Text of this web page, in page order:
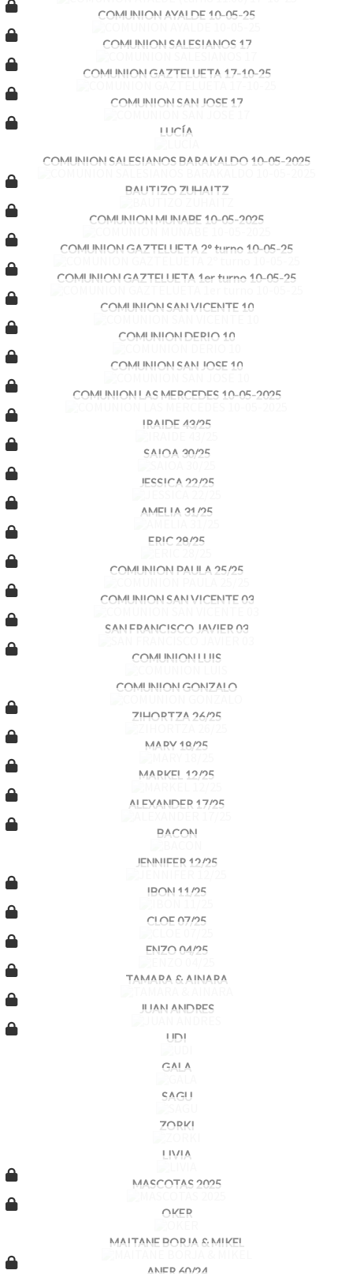
COMUNION AYALDE 10-05-25
COMUNION SALESIANOS 17
COMUNION GAZTELUETA 17-10-25
COMUNION SAN JOSE 17
LUCÍA
COMUNION SALESIANOS BARAKALDO 10-05-2025
BAUTIZO ZUHAITZ
COMUNION MUNABE 10-05-2025
COMUNION GAZTELUETA 2º turno 10-05-25
COMUNION GAZTELUETA 1er turno 10-05-25
COMUNION SAN VICENTE 10
COMUNION DERIO 10
COMUNION SAN JOSE 10
COMUNION LAS MERCEDES 10-05-2025
IRAIDE 43/25
SAIOA 30/25
JESSICA 22/25
AMELIA 31/25
ERIC 28/25
COMUNION PAULA 25/25
COMUNION SAN VICENTE 03
SAN FRANCISCO JAVIER 03
COMUNION LUIS
COMUNION GONZALO
ZIHORTZA 26/25
MARY 18/25
MARKEL 12/25
ALEXANDER 17/25
BACON
JENNIFER 12/25
IBON 11/25
CLOE 07/25
ENZO 04/25
TAMARA & AINARA
JUAN ANDRES
UDI
GALA
SAGU
ZORKI
LIVIA
MASCOTAS 2025
OKER
MAITANE BORJA & MIKEL